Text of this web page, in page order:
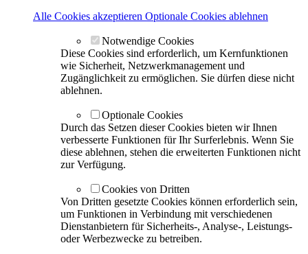
Alle Cookies akzeptieren Optionale Cookies ablehnen
Notwendige Cookies
Diese Cookies sind erforderlich, um Kernfunktionen
wie Sicherheit, Netzwerkmanagement und
Zugänglichkeit zu ermöglichen. Sie dürfen diese nicht
ablehnen.
Optionale Cookies
Durch das Setzen dieser Cookies bieten wir Ihnen
verbesserte Funktionen für Ihr Surferlebnis. Wenn Sie
diese ablehnen, stehen die erweiterten Funktionen nicht
zur Verfügung.
Cookies von Dritten
Von Dritten gesetzte Cookies können erforderlich sein,
um Funktionen in Verbindung mit verschiedenen
Dienstanbietern für Sicherheits-, Analyse-, Leistungs-
oder Werbezwecke zu betreiben.